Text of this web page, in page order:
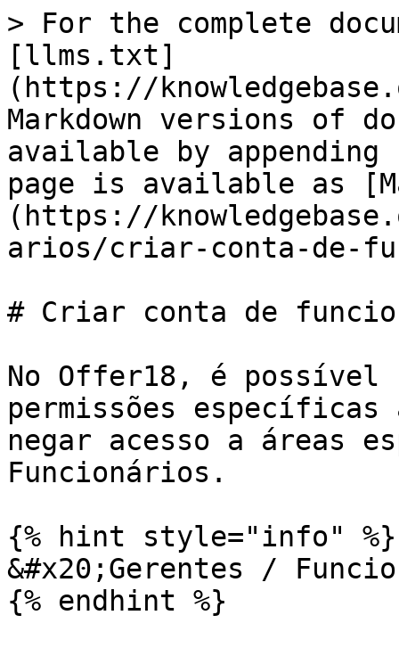
> For the complete
[llms.txt]
(https://
Markdown versions of
available by
page is available as
(https://
arios/criar-conta-de-
# Criar conta de
No Offer18, é
permissões
negar acesso a áreas
Funcionários.
{% hint style="info" %}
&#x20;Gerentes /
{% endhint %}